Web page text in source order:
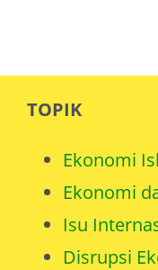
TOPIK
Ekonomi
Ekonomi
Isu
Disrupsi